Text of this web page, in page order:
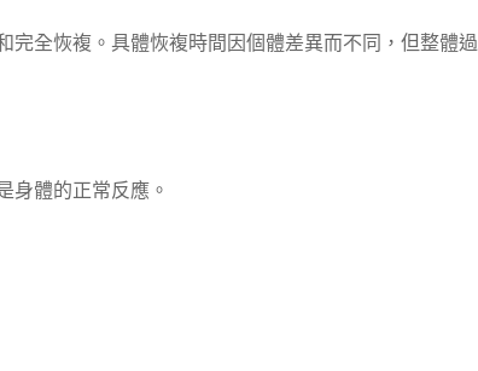
全恢複。具體恢複時間因個體差異而不同，但整體
身體的正常反應。